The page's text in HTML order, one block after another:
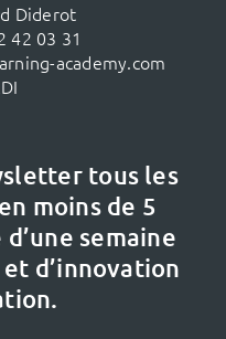
Diderot
42 03 31
academy.com
tous les
en moins de 5
semaine
d’innovation